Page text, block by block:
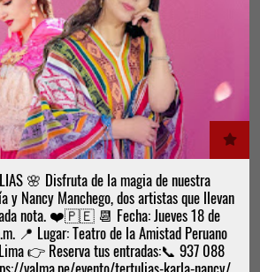
🌸 Disfruta de la magia de nuestra
y Nancy Manchego, dos artistas que llevan
nota. ❤️🇵🇪 📆 Fecha: Jueves 18 de
📍 Lugar: Teatro de la Amistad Peruano
👉 Reserva tus entradas:📞 937 088